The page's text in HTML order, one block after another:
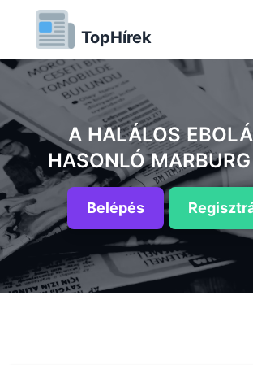
TopHírek
A HALÁLOS
HASONLÓ
Belépés